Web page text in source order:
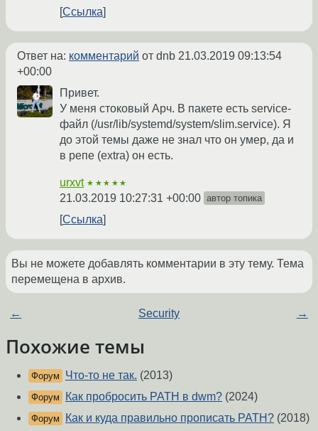
Ссылка
Ответ на: комментарий от dnb 21.03.2019 09:13:54
+00:00
Привет.
У меня стоковый Арч. В пакете есть service-
файл (/usr/lib/systemd/system/slim.service). Я
до этой темы даже не знал что он умер, да и
в репе (extra) он есть.
urxvt ★★★★★
21.03.2019 10:27:31 +00:00 автор топика
Ссылка
Вы не можете добавлять комментарии в эту тему. Тема
перемещена в архив.
← Security →
Похожие темы
Форум Что-то не так. (2013)
Форум Как пробросить PATH в dwm? (2024)
Форум Как и куда правильно прописать PATH? (2018)